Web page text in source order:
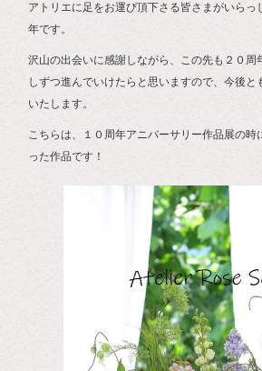
アトリエに足をお運び頂下さる皆さまがいらっ
年です。
沢山の出会いに感謝しながら、この先も２０周
しずつ進んでいけたらと思いますので、今後と
いたします。
こちらは、１０周年アニバーサリー作品展の時
った作品です！